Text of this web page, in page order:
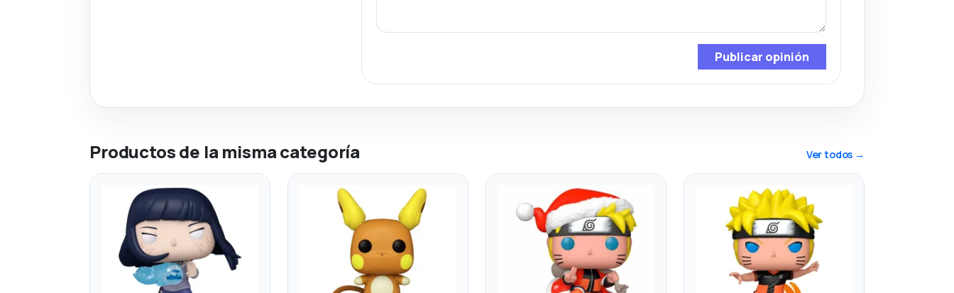
Publicar opinión
Productos de la misma categoría Ver todos →